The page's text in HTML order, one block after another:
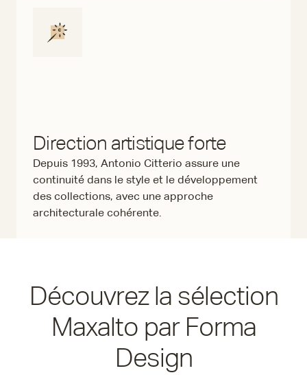
Direction artistique forte
Depuis 1993, Antonio Citterio assure une
continuité dans le style et le développement
des collections, avec une approche
architecturale cohérente.
Découvrez la sélection
Maxalto par Forma
Design